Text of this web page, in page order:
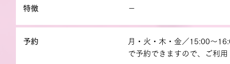
特徴 －
予約
月・火・木・金／15:00～
で予約できますので、ご利